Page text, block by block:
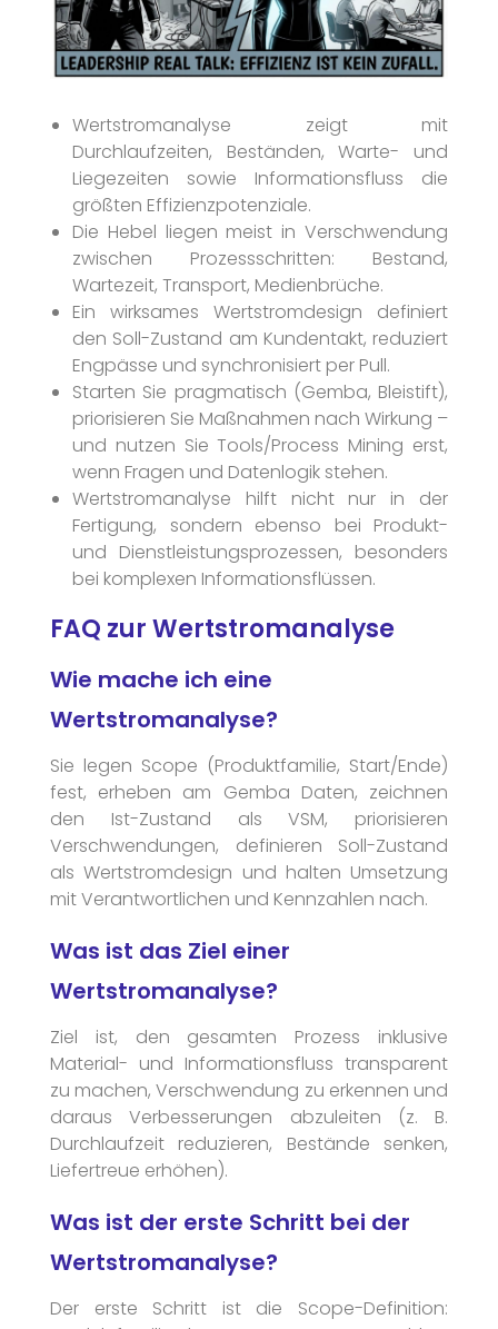
Wertstromanalyse zeigt mit
Durchlaufzeiten, Beständen, Warte- und
Liegezeiten sowie Informationsfluss die
größten Effizienzpotenziale.
Die Hebel liegen meist in Verschwendung
zwischen Prozessschritten: Bestand,
Wartezeit, Transport, Medienbrüche.
Ein wirksames Wertstromdesign definiert
den Soll-Zustand am Kundentakt, reduziert
Engpässe und synchronisiert per Pull.
Starten Sie pragmatisch (Gemba, Bleistift),
priorisieren Sie Maßnahmen nach Wirkung –
und nutzen Sie Tools/Process Mining erst,
wenn Fragen und Datenlogik stehen.
Wertstromanalyse hilft nicht nur in der
Fertigung, sondern ebenso bei Produkt-
und Dienstleistungsprozessen, besonders
bei komplexen Informationsflüssen.
FAQ zur Wertstromanalyse
Wie mache ich eine
Wertstromanalyse?
Sie legen Scope (Produktfamilie, Start/Ende)
fest, erheben am Gemba Daten, zeichnen
den Ist-Zustand als VSM, priorisieren
Verschwendungen, definieren Soll-Zustand
als Wertstromdesign und halten Umsetzung
mit Verantwortlichen und Kennzahlen nach.
Was ist das Ziel einer
Wertstromanalyse?
Ziel ist, den gesamten Prozess inklusive
Material- und Informationsfluss transparent
zu machen, Verschwendung zu erkennen und
daraus Verbesserungen abzuleiten (z. B.
Durchlaufzeit reduzieren, Bestände senken,
Liefertreue erhöhen).
Was ist der erste Schritt bei der
Wertstromanalyse?
Der erste Schritt ist die Scope-Definition: